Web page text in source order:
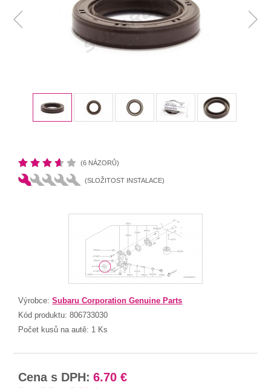
(6 NÁZORŮ)
(SLOŽITOST INSTALACE)
Výrobce:Subaru Corporation Genuine Parts
Kód produktu:806733030
Počet kusů na autě: 1 Ks
Cena s DPH: 6.70 €